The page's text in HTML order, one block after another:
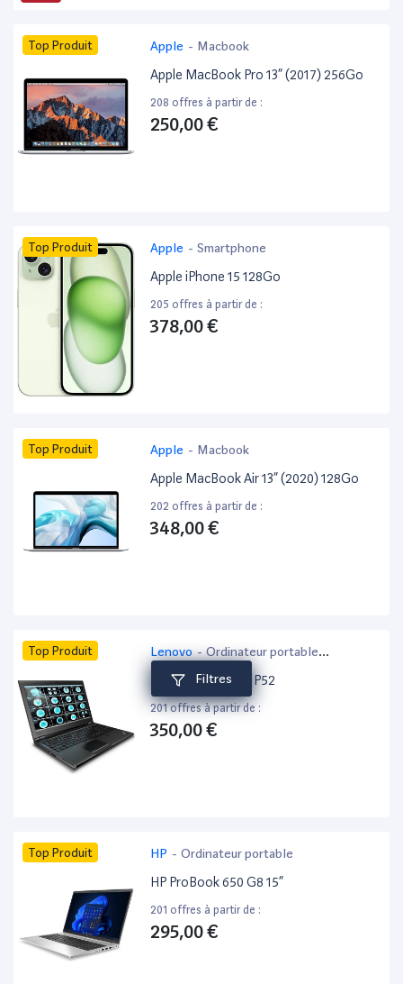
Filtres
Top Produit Apple - Macbook
Apple MacBook Pro 13” (2017) 256Go
208 offres à partir de :
250,00 €
Top Produit Apple - Smartphone
Apple iPhone 15 128Go
205 offres à partir de :
378,00 €
Top Produit Apple - Macbook
Apple MacBook Air 13” (2020) 128Go
202 offres à partir de :
348,00 €
Top Produit Lenovo- Ordinateur portable
bureautique
Lenovo ThinkPad P52
201 offres à partir de :
350,00 €
Top Produit HP - Ordinateur portable
HP ProBook 650 G8 15”
201 offres à partir de :
295,00 €